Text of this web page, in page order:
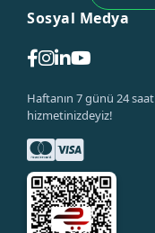
Sosyal Medya
Haftanın 7 günü 24 saat
hizmetinizdeyiz!